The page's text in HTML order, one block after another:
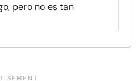
pero no es tan